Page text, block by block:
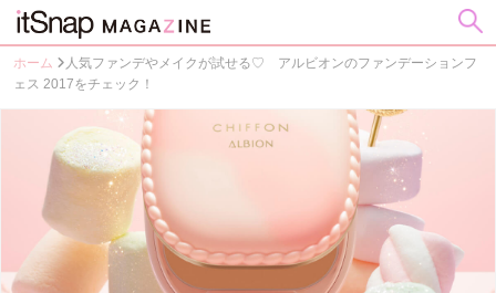
ホーム
人気ファンデやメイクが試せる♡ アルビオンのファンデーションフ
ェス 2017をチェック！